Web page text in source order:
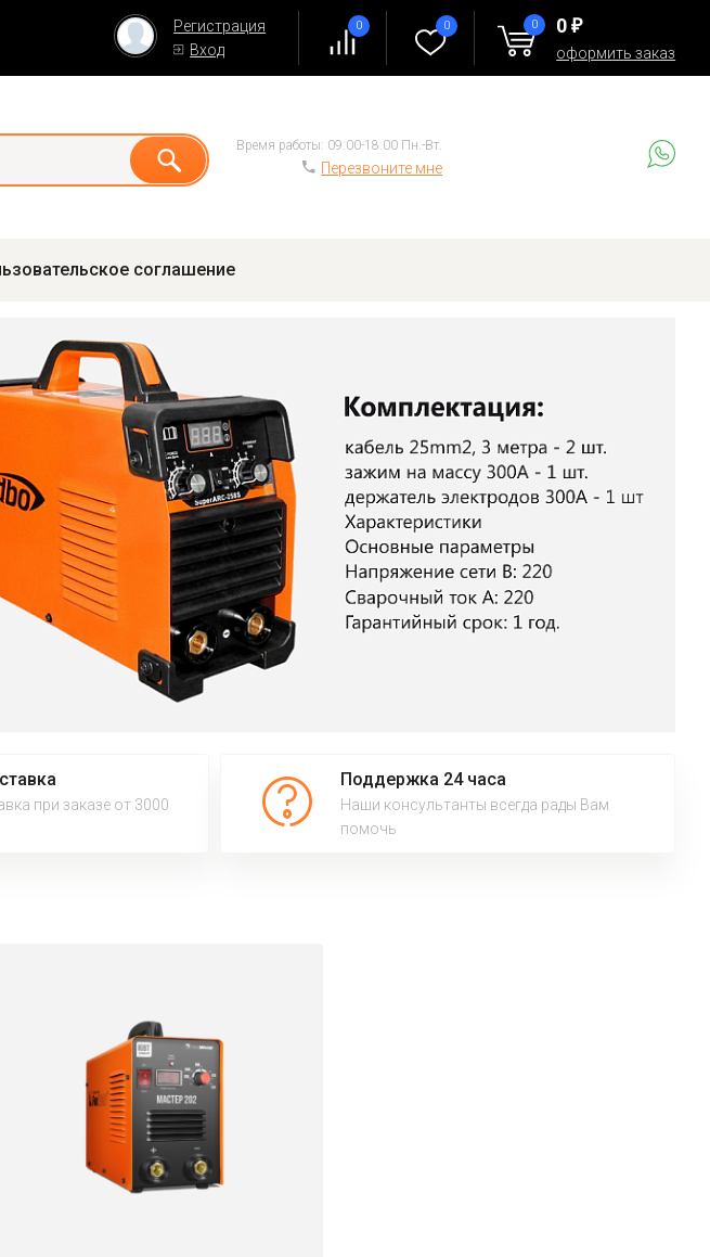
Регистрация
Вход
0 0 0 0₽
оформить заказ
Время работы: 09:00-18:00 Пн.-Вт.
Перезвоните мне
соглашение
при заказе от 3000
Поддержка 24 часа
Наши консультанты всегда рады Вам
помочь